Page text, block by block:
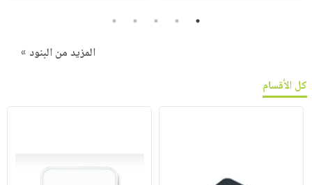
1
2
3
4
5
المزيد من البنود »
كل الأقسام